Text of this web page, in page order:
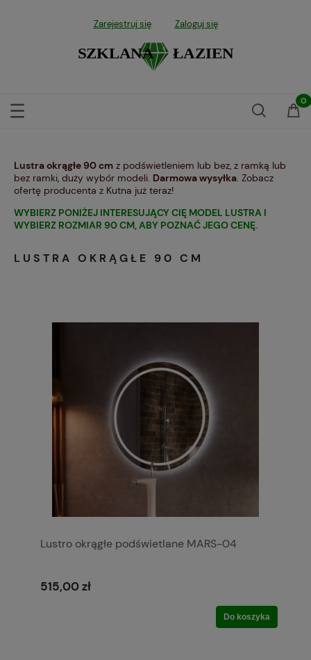
Zarejestruj się Zaloguj się
Lustra okrągłe 90 cm z podświetleniem lub bez, z ramką lub
bez ramki, duży wybór modeli. Darmowa wysyłka . Zobacz
ofertę producenta z Kutna już teraz!
WYBIERZ PONIŻEJ INTERESUJĄCY CIĘ MODEL LUSTRA I
WYBIERZ ROZMIAR 90 CM, ABY POZNAĆ JEGO CENĘ.
LUSTRA OKRĄGŁE 90 CM
Lustro okrągłe podświetlane MARS-04
515,00 zł
Do koszyka